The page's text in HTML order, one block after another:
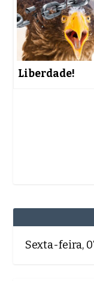
Liberdade!
Sexta-feira,